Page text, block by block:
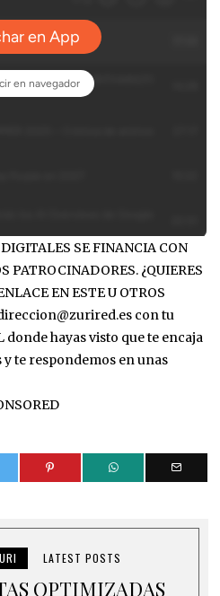
SE FINANCIA CON
PATROCINADORES. ¿QUIERES
EN ESTE U OTROS
con tu
donde hayas visto que te encaja
te respondemos en unas
LATEST POSTS
OPTIMIZADAS